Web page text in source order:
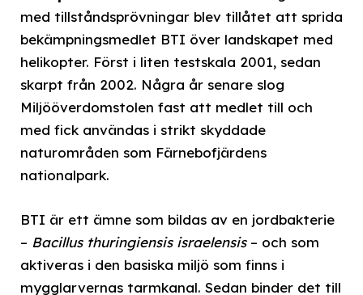
med tillståndsprövningar blev tillåtet att sprida
bekämpningsmedlet BTI över landskapet med
helikopter. Först i liten testskala 2001, sedan
skarpt från 2002. Några år senare slog
Miljööverdomstolen fast att medlet till och
med fick användas i strikt skyddade
naturområden som Färnebofjärdens
nationalpark.
BTI är ett ämne som bildas av en jordbakterie
– Bacillus thuringiensis israelensis– och som
aktiveras i den basiska miljö som finns i
mygglarvernas tarmkanal. Sedan binder det till